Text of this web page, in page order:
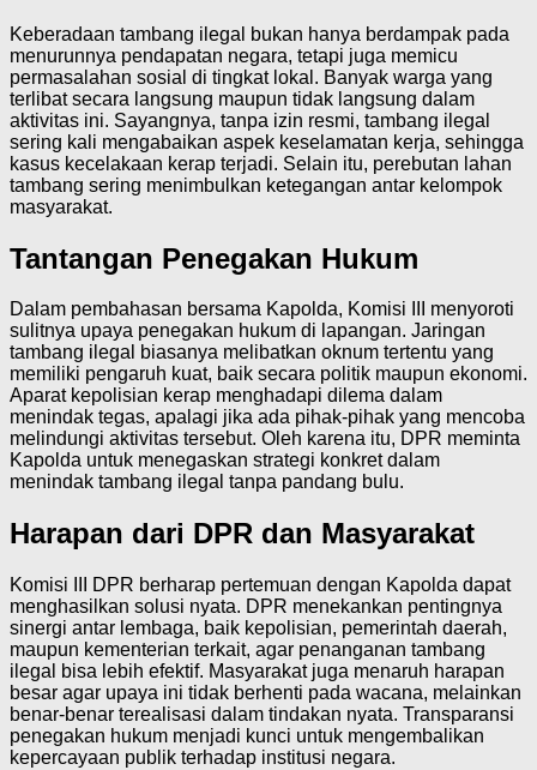
Keberadaan tambang ilegal bukan hanya berdampak pada
menurunnya pendapatan negara, tetapi juga memicu
permasalahan sosial di tingkat lokal. Banyak warga yang
terlibat secara langsung maupun tidak langsung dalam
aktivitas ini. Sayangnya, tanpa izin resmi, tambang ilegal
sering kali mengabaikan aspek keselamatan kerja, sehingga
kasus kecelakaan kerap terjadi. Selain itu, perebutan lahan
tambang sering menimbulkan ketegangan antar kelompok
masyarakat.
Tantangan Penegakan Hukum
Dalam pembahasan bersama Kapolda, Komisi III menyoroti
sulitnya upaya penegakan hukum di lapangan. Jaringan
tambang ilegal biasanya melibatkan oknum tertentu yang
memiliki pengaruh kuat, baik secara politik maupun ekonomi.
Aparat kepolisian kerap menghadapi dilema dalam
menindak tegas, apalagi jika ada pihak-pihak yang mencoba
melindungi aktivitas tersebut. Oleh karena itu, DPR meminta
Kapolda untuk menegaskan strategi konkret dalam
menindak tambang ilegal tanpa pandang bulu.
Harapan dari DPR dan Masyarakat
Komisi III DPR berharap pertemuan dengan Kapolda dapat
menghasilkan solusi nyata. DPR menekankan pentingnya
sinergi antar lembaga, baik kepolisian, pemerintah daerah,
maupun kementerian terkait, agar penanganan tambang
ilegal bisa lebih efektif. Masyarakat juga menaruh harapan
besar agar upaya ini tidak berhenti pada wacana, melainkan
benar-benar terealisasi dalam tindakan nyata. Transparansi
penegakan hukum menjadi kunci untuk mengembalikan
kepercayaan publik terhadap institusi negara.